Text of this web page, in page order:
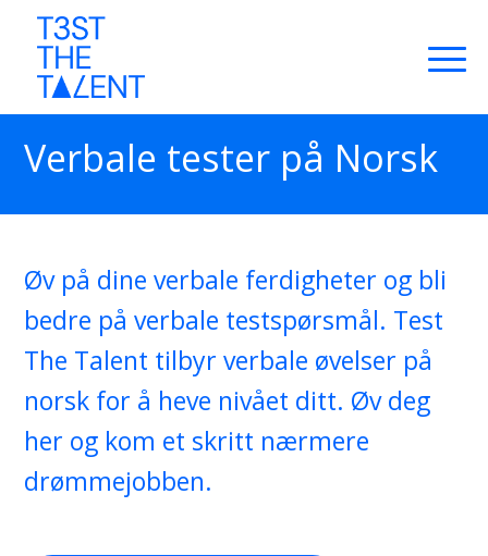
Verbale tester på Norsk
Øv på dine verbale ferdigheter og bli
bedre på verbale testspørsmål. Test
The Talent tilbyr verbale øvelser på
norsk for å heve nivået ditt. Øv deg
her og kom et skritt nærmere
drømmejobben.